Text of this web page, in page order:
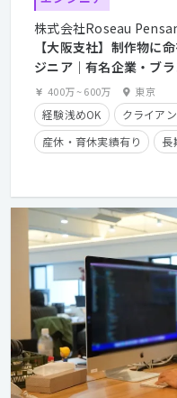
株式会社Roseau
【大阪支社】制作物に
ジニア｜有名企業・ブ
400万~600万 東京
経験浅めOK
クライア
産休・育休実績有り
長
第二新卒歓迎